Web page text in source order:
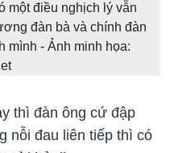
một điều nghịch lý vẫn
đàn bà và chính đàn
mình - Ảnh minh họa:
thì đàn ông cứ đập
nỗi đau liên tiếp thì có